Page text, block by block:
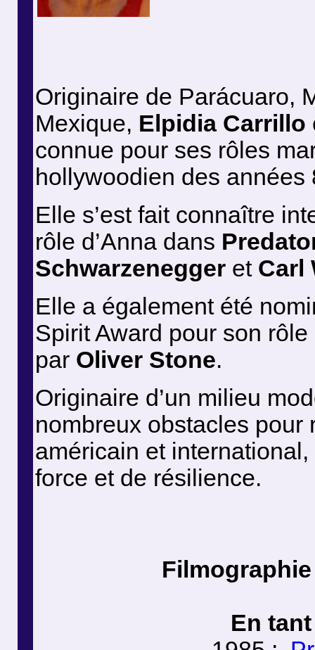
Originaire de Parácuaro,
Mexique, Elpidia Carrillo
connue pour ses rôles
hollywoodien des années
Elle s’est fait connaître
rôle d’Anna dans
Schwarzeneggeret Carl
Elle a également été
Spirit Award pour son
par Oliver Stone.
Originaire d’un milieu
nombreux obstacles pour
américain et
force et de résilience.
En